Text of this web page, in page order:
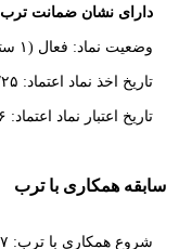
دارای نشان ضمانت ترب
وضعیت نماد: فعال (۱ ستاره)
تاریخ اخذ نماد اعتماد: ۱۴۰۰/۰۱/۲۵
تاریخ اعتبار نماد اعتماد: ۱۴۰۶/۱۰/۰۶
سابقه همکاری با ترب
شروع همکاری با ترب: ۱۴۰۲/۰۴/۱۷ (۳ سال و ۱ ماه پیش)